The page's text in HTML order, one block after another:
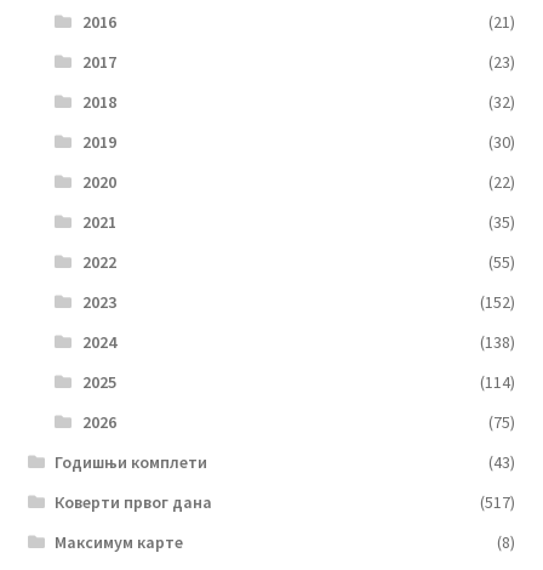
2016
(21)
2017
(23)
2018
(32)
2019
(30)
2020
(22)
2021
(35)
2022
(55)
2023
(152)
2024
(138)
2025
(114)
2026
(75)
Годишњи комплети
(43)
Коверти првог дана
(517)
Максимум карте
(8)